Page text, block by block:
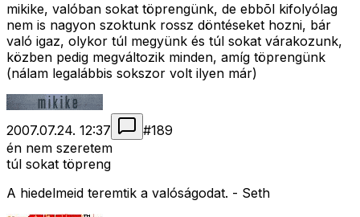
mikike, valóban sokat töprengünk, de ebbõl kifolyólag
nem is nagyon szoktunk rossz döntéseket hozni, bár
való igaz, olykor túl megyünk és túl sokat várakozunk,
közben pedig megváltozik minden, amíg töprengünk
(nálam legalábbis sokszor volt ilyen már)
2007.07.24. 12:37 #189
én nem szeretem
túl sokat töpreng
A hiedelmeid teremtik a valóságodat. - Seth